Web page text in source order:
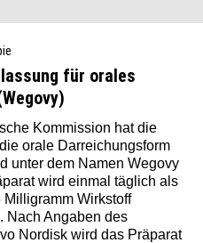
für orales
Kommission hat die
orale Darreichungsform
unter dem Namen Wegovy
wird einmal täglich als
Milligramm Wirkstoff
Nach Angaben des
Nordisk wird das Präparat